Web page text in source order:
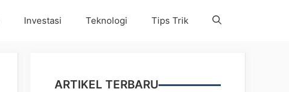
Investasi Teknologi Tips Trik
ARTIKEL TERBARU